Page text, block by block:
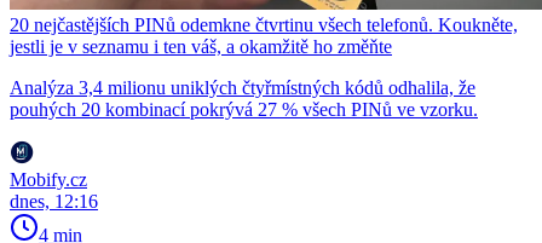
20 nejčastějších PINů odemkne čtvrtinu všech telefonů. Koukněte,
jestli je v seznamu i ten váš, a okamžitě ho změňte
Analýza 3,4 milionu uniklých čtyřmístných kódů odhalila, že
pouhých 20 kombinací pokrývá 27 % všech PINů ve vzorku.
Mobify.cz
dnes, 12:16
4 min